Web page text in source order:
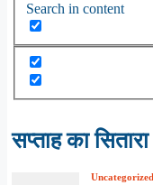
Search in content
सप्ताह का सितारा
Uncategorized